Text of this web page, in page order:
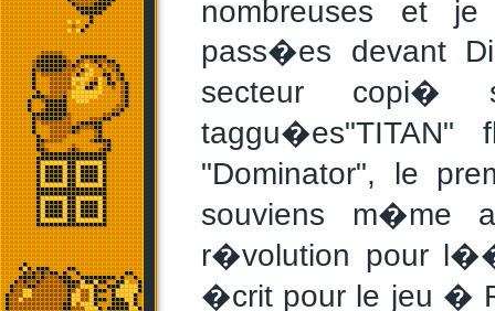
nombreuses et
pass�es devant
secteur copi�
taggu�es"TITAN"
"Dominator", le
souviens m�me
r�volution pour
�crit pour le jeu �